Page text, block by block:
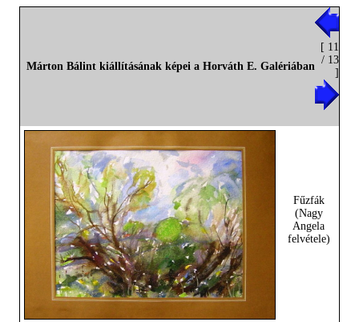
Márton Bálint kiállításának képei a Horváth E. Galériában
[ 11
/ 13
]
Fűzfák
(Nagy
Angela
felvétele)